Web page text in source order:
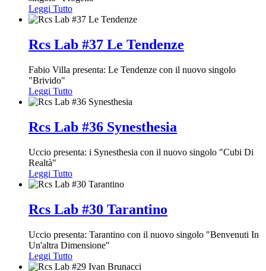
Leggi Tutto
Rcs Lab #37 Le Tendenze
Fabio Villa presenta: Le Tendenze con il nuovo singolo
"Brivido"
Leggi Tutto
Rcs Lab #36 Synesthesia
Uccio presenta: i Synesthesia con il nuovo singolo "Cubi Di
Realtà"
Leggi Tutto
Rcs Lab #30 Tarantino
Uccio presenta: Tarantino con il nuovo singolo "Benvenuti In
Un'altra Dimensione"
Leggi Tutto